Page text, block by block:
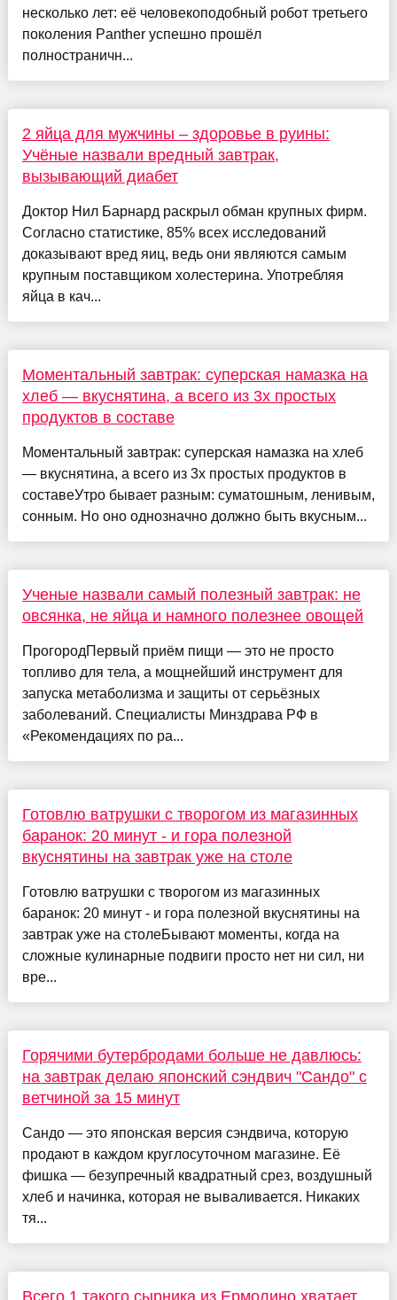
несколько лет: её человекоподобный робот третьего
поколения Panther успешно прошёл
полностраничн...
2 яйца для мужчины – здоровье в руины:
Учёные назвали вредный завтрак,
вызывающий диабет
Доктор Нил Барнард раскрыл обман крупных фирм.
Согласно статистике, 85% всех исследований
доказывают вред яиц, ведь они являются самым
крупным поставщиком холестерина. Употребляя
яйца в кач...
Моментальный завтрак: суперская намазка на
хлеб — вкуснятина, а всего из 3х простых
продуктов в составе
Моментальный завтрак: суперская намазка на хлеб
— вкуснятина, а всего из 3х простых продуктов в
составеУтро бывает разным: суматошным, ленивым,
сонным. Но оно однозначно должно быть вкусным...
Ученые назвали самый полезный завтрак: не
овсянка, не яйца и намного полезнее овощей
ПрогородПервый приём пищи — это не просто
топливо для тела, а мощнейший инструмент для
запуска метаболизма и защиты от серьёзных
заболеваний. Специалисты Минздрава РФ в
«Рекомендациях по ра...
Готовлю ватрушки с творогом из магазинных
баранок: 20 минут - и гора полезной
вкуснятины на завтрак уже на столе
Готовлю ватрушки с творогом из магазинных
баранок: 20 минут - и гора полезной вкуснятины на
завтрак уже на столеБывают моменты, когда на
сложные кулинарные подвиги просто нет ни сил, ни
вре...
Горячими бутербродами больше не давлюсь:
на завтрак делаю японский сэндвич "Сандо" с
ветчиной за 15 минут
Сандо — это японская версия сэндвича, которую
продают в каждом круглосуточном магазине. Её
фишка — безупречный квадратный срез, воздушный
хлеб и начинка, которая не вываливается. Никаких
тя...
Всего 1 такого сырника из Ермолино хватает